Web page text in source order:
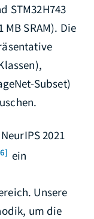
STM32H743
MB SRAM). Die
Subset)
2021
ein
Unsere
um die